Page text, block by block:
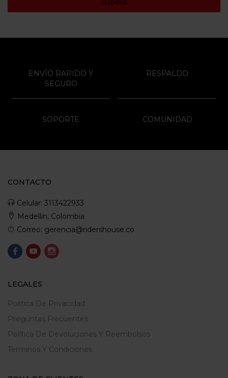
ENVÍO RAPIDO Y
SEGURO
RESPALDO
SOPORTE COMUNIDAD
CONTACTO
Celular: 3113422933
Medellin, Colombia
Correo: gerencia@ridershouse.co
LEGALES
Politica De Privacidad
Preguntas Frecuentes
Política De Devoluciones Y Reembolsos
Terminos Y Condiciones